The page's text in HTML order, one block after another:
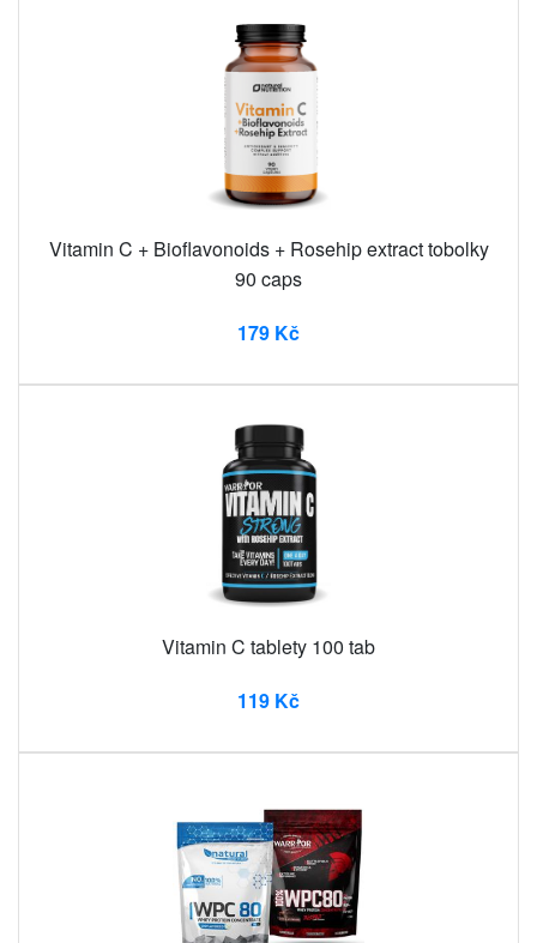
Vitamin C + Bioflavonoids + Rosehip extract tobolky
90 caps
179 Kč
Vitamin C tablety 100 tab
119 Kč